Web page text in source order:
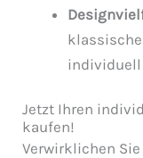
individuell
Jetzt Ihren
kaufen!
Verwirklichen